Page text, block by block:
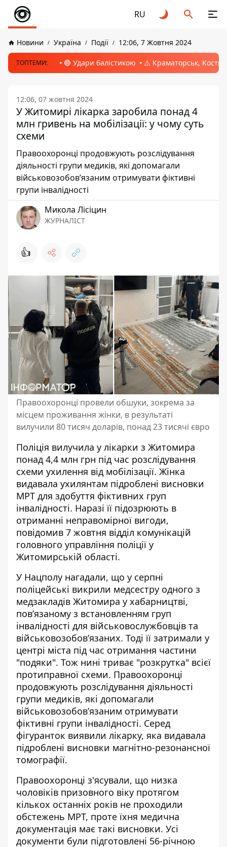
RU
Новини Україна Події 12:06, 7 Жовтня 2024
ТОПТЕМИ: 🔴 Удари балістикою ⚠️ Краматорськ,
12:06, 07 жовтня 2024
У Житомирі лікарка заробила понад 4
млн гривень на мобілізації: у чому суть
схеми
Правоохоронці продовжують розслідування
діяльності групи медиків, які допомагали
військовозобов’язаним отримувати фіктивні
групи інвалідності
Микола Лісіцин
ЖУРНАЛІСТ
👍
Правоохоронці провели обшуки, зокрема за
місцем проживання жінки, в результаті
вилучили 80 тисяч доларів, понад 23 тисячі євро
Поліція вилучила у лікарки з Житомира
понад 4,4 млн грн під час розслідування
схеми ухилення від мобілізації. Жінка
видавала ухилянтам підроблені висновки
МРТ для здобуття фіктивних груп
інвалідності. Наразі її підозрюють в
отриманні неправомірної вигоди,
повідомив 7 жовтня відділ комунікацій
головного управління поліції у
Житомирській області.
У Нацполу нагадали, що у серпні
поліцейські викрили медсестру одного з
медзакладів Житомира у хабарництві,
пов’язаному з встановленням груп
інвалідності для військовослужбовців та
військовозобов’язаних. Тоді її затримали у
центрі міста під час отримання частини
"подяки". Тож нині триває "розкрутка" всієї
протиправної схеми. Правоохоронці
продовжують розслідування діяльності
групи медиків, які допомагали
військовозобов’язаним отримувати
фіктивні групи інвалідності. Серед
фігуранток виявили лікарку, яка видавала
підроблені висновки магнітно-резонансної
томографії.
Правоохоронці з'ясували, що низка
чоловіків призовного віку протягом
кількох останніх років не проходили
обстежень МРТ, проте їхня медична
документація має такі висновки. Усі
документи були підготовлені 56-річною